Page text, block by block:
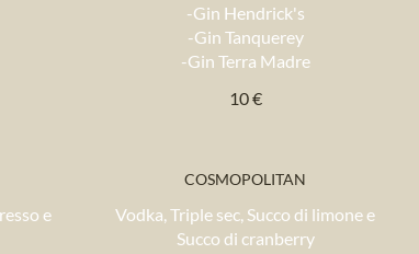
-Gin Hendrick's
-Gin Tanquerey
-Gin Terra Madre
10 €
e
COSMOPOLITAN
Vodka, Triple sec, Succo di limone e
Succo di cranberry